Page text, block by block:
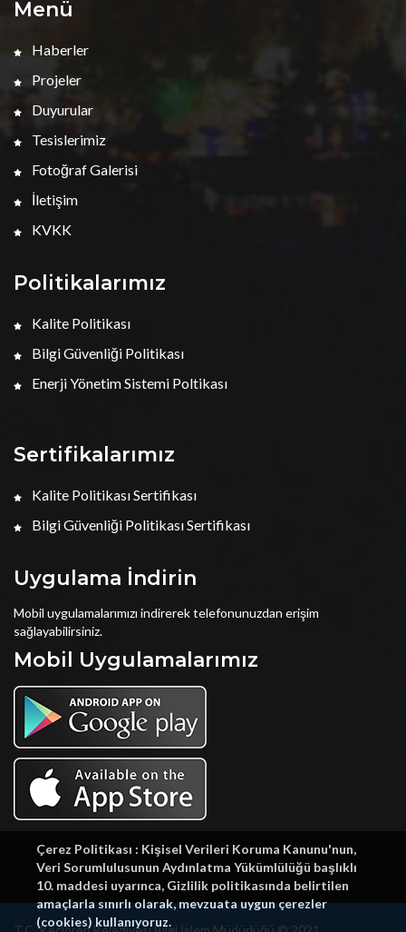
Menü
Haberler
Projeler
Duyurular
Tesislerimiz
Fotoğraf Galerisi
İletişim
KVKK
Politikalarımız
Kalite Politikası
Bilgi Güvenliği Politikası
Enerji Yönetim Sistemi Poltikası
Sertifikalarımız
Kalite Politikası Sertifikası
Bilgi Güvenliği Politikası Sertifikası
Uygulama İndirin
Mobil uygulamalarımızı indirerek telefonunuzdan erişim
sağlayabilirsiniz.
Mobil Uygulamalarımız
Çerez Politikası : Kişisel Verileri Koruma Kanunu'nun,
Veri Sorumlulusunun Aydınlatma Yükümlülüğü başlıklı
10. maddesi uyarınca, Gizlilik politikasında belirtilen
amaçlarla sınırlı olarak, mevzuata uygun çerezler
(cookies) kullanıyoruz.